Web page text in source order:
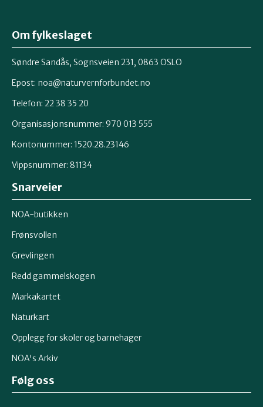
Om fylkeslaget
Søndre Sandås, Sognsveien 231, 0863 OSLO
Epost: noa@naturvernforbundet.no
Telefon: 22 38 35 20
Organisasjonsnummer: 970 013 555
Kontonummer: 1520.28.23146
Vippsnummer: 81134
Snarveier
NOA-butikken
Frønsvollen
Grevlingen
Redd gammelskogen
Markakartet
Naturkart
Opplegg for skoler og barnehager
NOA's Arkiv
Følg oss